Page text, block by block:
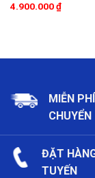
4.900.000₫
MIỄN
CHUYỂN
ĐẶT
TUYẾN